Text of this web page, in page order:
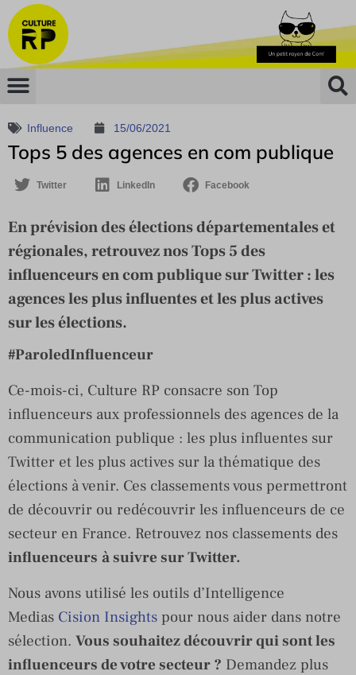
Influence 15/06/2021
Tops 5 des agences en com publique
Twitter LinkedIn Facebook
En prévision des élections départementales et
régionales, retrouvez nos Tops 5 des
influenceurs en com publique sur Twitter : les
agences les plus influentes et les plus actives
sur les élections.
#ParoledInfluenceur
Ce-mois-ci, Culture RP consacre son Top
influenceurs aux professionnels des agences de la
communication publique : les plus influentes sur
Twitter et les plus actives sur la thématique des
élections à venir. Ces classements vous permettront
de découvrir ou redécouvrir les influenceurs de ce
secteur en France. Retrouvez nos classements des
influenceurs à suivre sur Twitter.
Nous avons utilisé les outils d’Intelligence
Medias Cision Insights pour nous aider dans notre
sélection. Vous souhaitez découvrir qui sont les
influenceurs de votre secteur ? Demandez plus